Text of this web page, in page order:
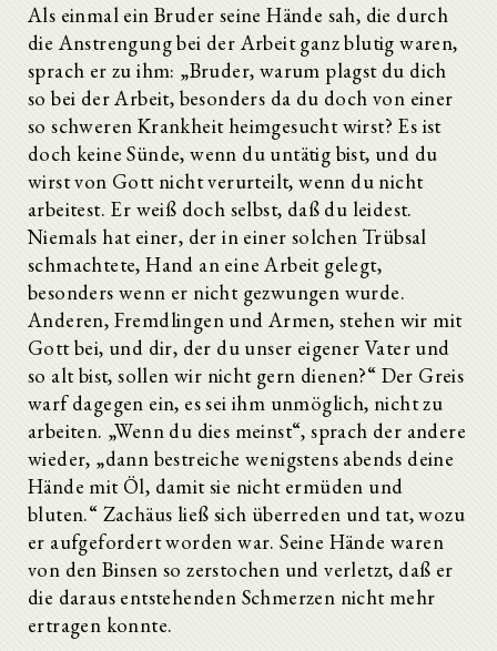
Als einmal ein Bruder seine Hände sah, die durch
die Anstrengung bei der Arbeit ganz blutig waren,
sprach er zu ihm: „Bruder, warum plagst du dich
so bei der Arbeit, besonders da du doch von einer
so schweren Krankheit heimgesucht wirst? Es ist
doch keine Sünde, wenn du untätig bist, und du
wirst von Gott nicht verurteilt, wenn du nicht
arbeitest. Er weiß doch selbst, daß du leidest.
Niemals hat einer, der in einer solchen Trübsal
schmachtete, Hand an eine Arbeit gelegt,
besonders wenn er nicht gezwungen wurde.
Anderen, Fremdlingen und Armen, stehen wir mit
Gott bei, und dir, der du unser eigener Vater und
so alt bist, sollen wir nicht gern dienen?“ Der Greis
warf dagegen ein, es sei ihm unmöglich, nicht zu
arbeiten. „Wenn du dies meinst“, sprach der andere
wieder, „dann bestreiche wenigstens abends deine
Hände mit Öl, damit sie nicht ermüden und
bluten.“ Zachäus ließ sich überreden und tat, wozu
er aufgefordert worden war. Seine Hände waren
von den Binsen so zerstochen und verletzt, daß er
die daraus entstehenden Schmerzen nicht mehr
ertragen konnte.